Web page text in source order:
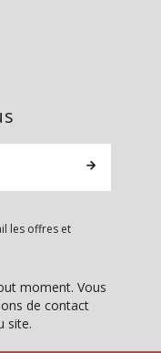
les offres et
moment. Vous
de contact
site.